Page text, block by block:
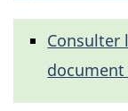
Consulter
document